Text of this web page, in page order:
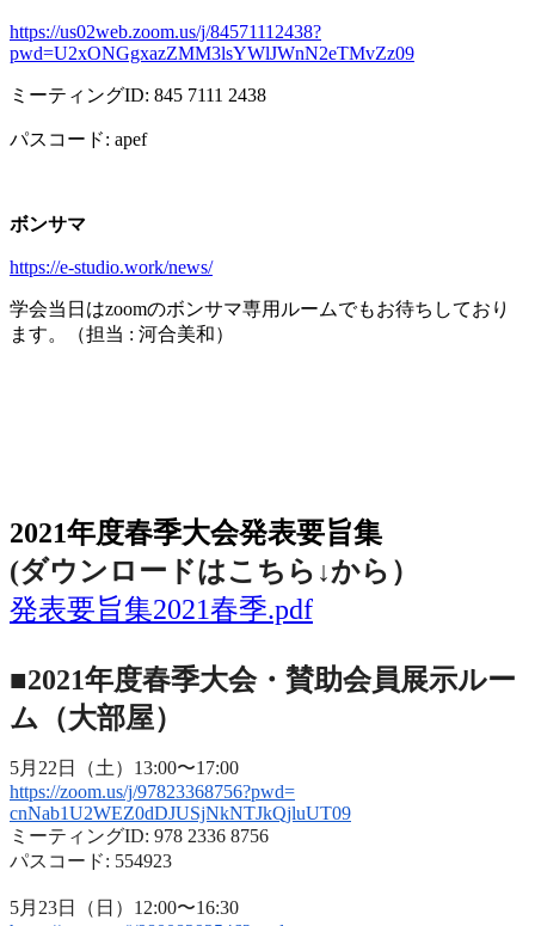
https://us02web.zoom.us/j/84571112438?
pwd=U2xONGgxazZMM3lsYWlJWnN2eTMvZz09
ミーティングID: 845 7111 2438
パスコード: apef
ボンサマ
https://e-studio.work/news/
学会当日はzoomのボンサマ専用ルームでもお待ちしており
ます。（担当 : 河合美和）
2021年度春季大会発表要旨集
(ダウンロードはこちら↓から ）
発表要旨集2021春季.pdf
■2021年度春季大会・賛助会員展示ルー
ム（大部屋）
5月22日（土）13:00〜17:00
https://zoom.us/j/97823368756?pwd=
cnNab1U2WEZ0dDJUSjNkNTJkQjluUT09
ミーティングID: 978 2336 8756
パスコード: 554923
5月23日（日）12:00〜16:30